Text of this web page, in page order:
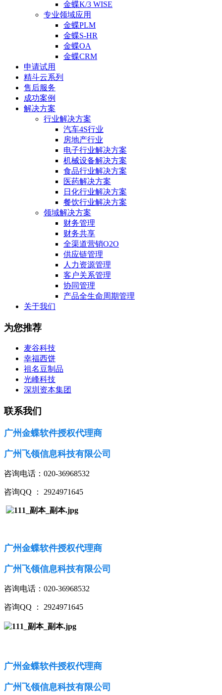
金蝶K/3 WISE
专业领域应用
金蝶PLM
金蝶S-HR
金蝶OA
金蝶CRM
申请试用
精斗云系列
售后服务
成功案例
解决方案
行业解决方案
汽车4S行业
房地产行业
电子行业解决方案
机械设备解决方案
食品行业解决方案
医药解决方案
日化行业解决方案
餐饮行业解决方案
领域解决方案
财务管理
财务共享
全渠道营销O2O
供应链管理
人力资源管理
客户关系管理
协同管理
产品全生命周期管理
关于我们
为您推荐
麦谷科技
幸福西饼
祖名豆制品
光峰科技
深圳资本集团
联系我们
广州金蝶软件授权代理商
广州飞领信息科技有限公司
咨询电话：020-36968532
咨询QQ ： 2924971645
广州金蝶软件授权代理商
广州飞领信息科技有限公司
咨询电话：020-36968532
咨询QQ ： 2924971645
广州金蝶软件授权代理商
广州飞领信息科技有限公司